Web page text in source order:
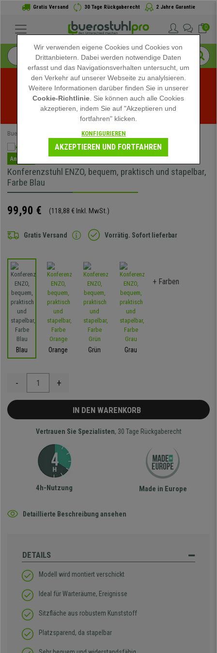
Gratis Versand 30 Tage Rückgaberecht 2 Jahre Garantie
0
Sommerschlussverkauf bei buerostuhlpro! Exklusive
Rabatte für kurze Zeit - Aktion ansehen -
Buerostuhlpro
Angebot
Konferenzstuhl ENZO, bequem, praktisch und stapelbar,
Farbe Blau
99,90 € (118,88 € Inkl. MwSt.)
Gratis Versand Vorrätig. Sofort lieferbar
Blau Orange Grün Grau
+ Farben
- +
IN DEN WARENKORB
Vertrauen Sie Spezialisten, 30 Tage Rückgaberecht
4h-Nutzung Made in Europe
Detaillierte Beschreibung ansehen
DETAILS
Modell wird montiert verschickt
Ideal für Warteräume, Ereignisse
Sitzfläche aus robustem Kunststoff
Platzsparend, da stapelbar
Wir verwenden eigene Cookies und Cookies von
Drittanbietern. Dabei werden notwendige Daten
erfasst und das Navigationsverhalten untersucht, um
den Verkehr auf unserer Webseite zu analylsieren.
Weitere Informationen darüber finden Sie in unserer
Cookie-Richtlinie . Sie können auch alle Cookies
akzeptieren, indem Sie auf "Akzeptieren und
fortfahren" klicken.
KONFIGURIEREN
AKZEPTIEREN UND FORTFAHREN